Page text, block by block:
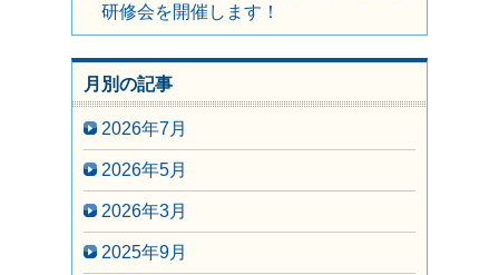
研修会を開催します！
月別の記事
2026年7月
2026年5月
2026年3月
2025年9月